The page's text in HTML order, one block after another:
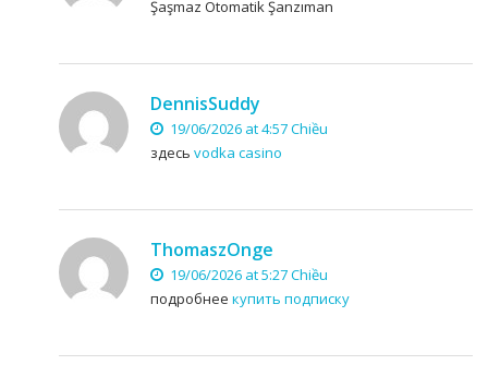
Şaşmaz Otomatik Şanzıman
DennisSuddy
19/06/2026 at 4:57 Chiều
здесь vodka casino
ThomaszOnge
19/06/2026 at 5:27 Chiều
подробнее купить подписку